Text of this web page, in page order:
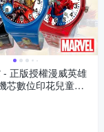
- 正版授權漫威英雄
芯數位印花兒童手